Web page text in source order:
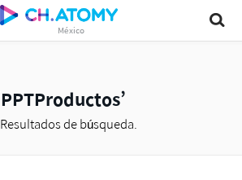
México
PPTProductos
Resultados de búsqueda.